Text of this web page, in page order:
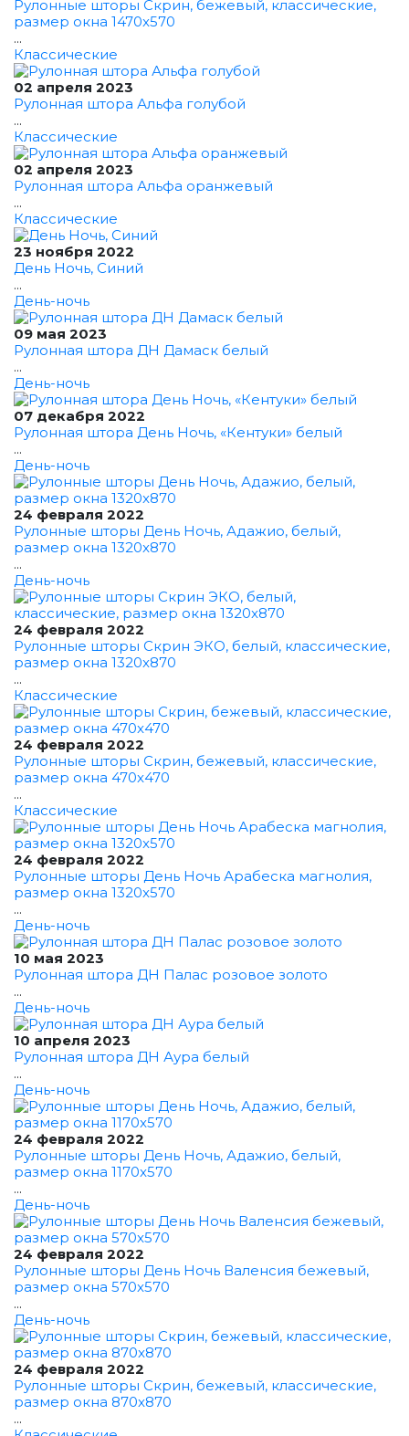
Рулонные шторы Скрин, бежевый, классические,
размер окна 1470x570
...
Классические
02 апреля 2023
Рулонная штора Альфа голубой
...
Классические
02 апреля 2023
Рулонная штора Альфа оранжевый
...
Классические
23 ноября 2022
День Ночь, Синий
...
День-ночь
09 мая 2023
Рулонная штора ДН Дамаск белый
...
День-ночь
07 декабря 2022
Рулонная штора День Ночь, «Кентуки» белый
...
День-ночь
24 февраля 2022
Рулонные шторы День Ночь, Адажио, белый,
размер окна 1320x870
...
День-ночь
24 февраля 2022
Рулонные шторы Скрин ЭКО, белый, классические,
размер окна 1320x870
...
Классические
24 февраля 2022
Рулонные шторы Скрин, бежевый, классические,
размер окна 470x470
...
Классические
24 февраля 2022
Рулонные шторы День Ночь Арабеска магнолия,
размер окна 1320x570
...
День-ночь
10 мая 2023
Рулонная штора ДН Палас розовое золото
...
День-ночь
10 апреля 2023
Рулонная штора ДН Аура белый
...
День-ночь
24 февраля 2022
Рулонные шторы День Ночь, Адажио, белый,
размер окна 1170x570
...
День-ночь
24 февраля 2022
Рулонные шторы День Ночь Валенсия бежевый,
размер окна 570x570
...
День-ночь
24 февраля 2022
Рулонные шторы Скрин, бежевый, классические,
размер окна 870x870
...